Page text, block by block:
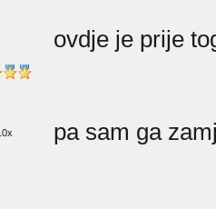
ovdje je prije
pa sam ga